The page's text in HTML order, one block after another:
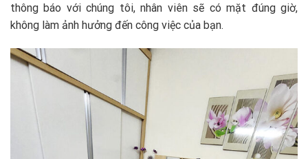
thông báo với chúng tôi, nhân viên sẽ có mặt đúng giờ,
không làm ảnh hưởng đến công việc của bạn.